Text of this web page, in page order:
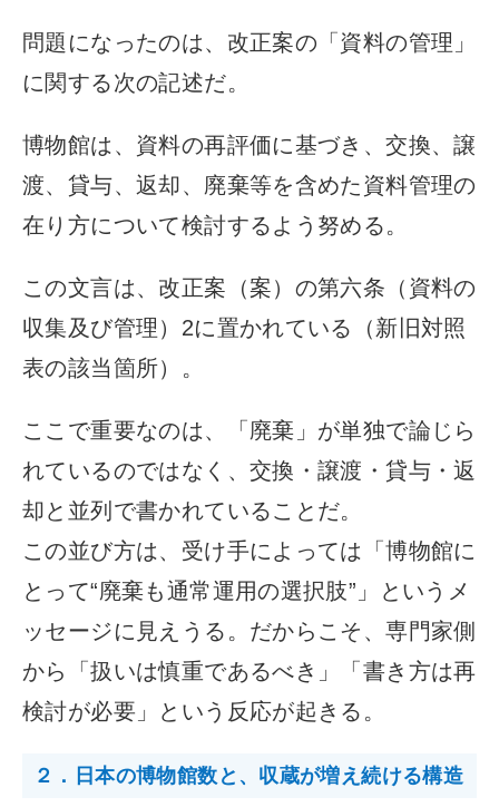
問題になったのは、改正案の「資料の管理」
に関する次の記述だ。
博物館は、資料の再評価に基づき、交換、譲
渡、貸与、返却、廃棄等を含めた資料管理の
在り方について検討するよう努める。
この文言は、改正案（案）の第六条（資料の
収集及び管理）2に置かれている（新旧対照
表の該当箇所）。
ここで重要なのは、「廃棄」が単独で論じら
れているのではなく、交換・譲渡・貸与・返
却と並列で書かれていることだ。
この並び方は、受け手によっては「博物館に
とって“廃棄も通常運用の選択肢”」というメ
ッセージに見えうる。だからこそ、専門家側
から「扱いは慎重であるべき」「書き方は再
検討が必要」という反応が起きる。
２．日本の博物館数と、収蔵が増え続ける構造